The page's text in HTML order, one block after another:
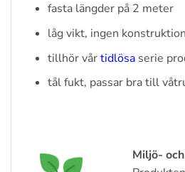
fasta längder på 2 meter
låg vikt, ingen
tillhör vårtidlösa serie
tål fukt, passar bra till
Miljö-